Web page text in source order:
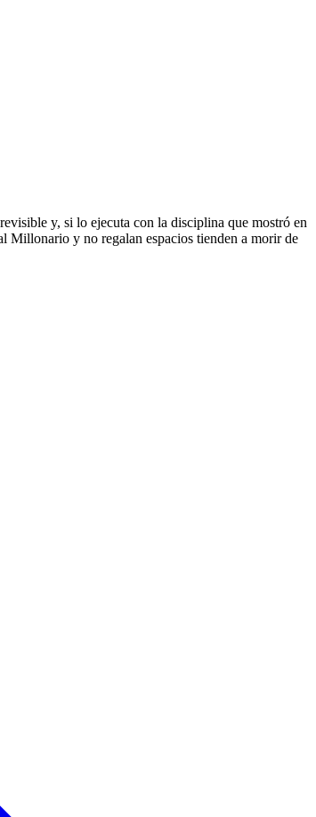
y, si lo ejecuta con la disciplina que mostró en
Millonario y no regalan espacios tienden a morir de